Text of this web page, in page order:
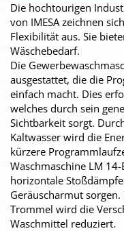
Die hochtourigen
von IMESA zeichnen
Flexibilität aus. Sie
Wäschebedarf.
Die
ausgestattet, die die
einfach macht. Dies
welches durch sein
Sichtbarkeit sorgt.
Kaltwasser wird die
kürzere
Waschmaschine LM
horizontale
Geräuscharmut
Trommel wird die
Waschmittel reduziert.